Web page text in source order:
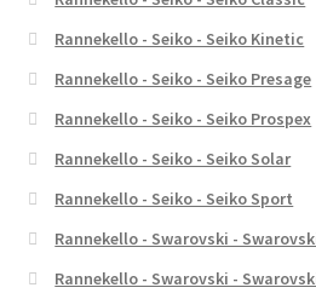
Rannekello - Seiko - Seiko Kinetic
Rannekello - Seiko - Seiko Presage
Rannekello - Seiko - Seiko Prospex
Rannekello - Seiko - Seiko Solar
Rannekello - Seiko - Seiko Sport
Rannekello - Swarovski -
Rannekello - Swarovski -